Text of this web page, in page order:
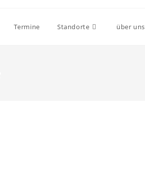
Termine Standorte über uns